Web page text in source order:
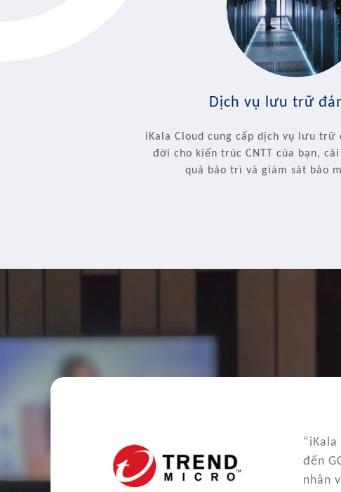
Dịch vụ lưu trữ
iKala Cloud cung cấp dịch vụ lưu trữ
đời cho kiến trúc CNTT của bạn,
quả bảo trì và giám sát bảo
đến
nhân